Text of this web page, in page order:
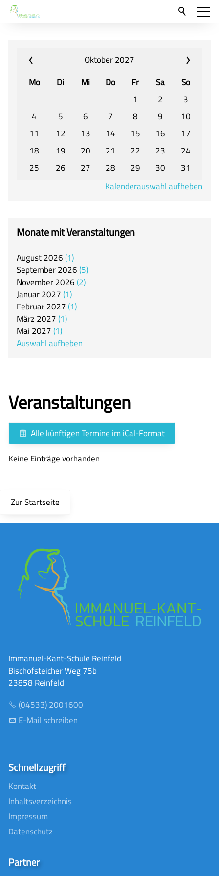
Neu hier?
Für Eltern und Schüler
Veranstaltungen und Termine
Unser Unterricht - Fachcurricula
Unsere Konzepte
Downloads
Unter-, Mittel und Oberstufe
itslearning
Arbeitsgemeinschaften
Mensa
Unsere Schulgemeinschaft
Kontakt
🇬🇧
Oktober 2027
Mo
Di Mi Do Fr Sa
So
1
2
3
4
5 6 7 8 9
10
11
12 13 14 15 16
17
18
19 20 21 22 23
24
25
26 27 28 29 30
31
Kalenderauswahl aufheben
Monate mit Veranstaltungen
August2026 1
September2026 5
November2026 2
Januar2027 1
Februar2027 1
März 2027 1
Mai 2027 1
Auswahl aufheben
Veranstaltungen
Alle künftigen Termine im iCal-Format
Keine Einträge vorhanden
Zur Startseite
Immanuel-Kant-Schule Reinfeld
Bischofsteicher Weg 75b
23858 Reinfeld
(04533) 2001600
E-Mail schreiben
Schnellzugriff
Kontakt
Inhaltsverzeichnis
Impressum
Datenschutz
Partner